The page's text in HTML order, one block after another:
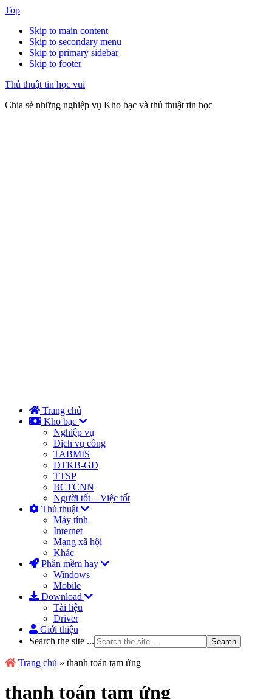
Top
Skip to main content
Skip to secondary menu
Skip to primary sidebar
Skip to footer
Thủ thuật tin học vui
Chia sẻ những nghiệp vụ Kho bạc và thủ thuật tin học
Trang chủ
Kho bạc
Nghiệp vụ
Dịch vụ công
TABMIS
ĐTKB-GD
TTSP
BCTCNN
Người tốt – Việc tốt
Thủ thuật
Máy tính
Internet
Mạng xã hội
Khác
Phần mềm hay
Windows
Mobile
Download
Tài liệu
Driver
Giới thiệu
Search the site ...
Trang chủ » thanh toán tạm ứng
thanh toán tạm ứng